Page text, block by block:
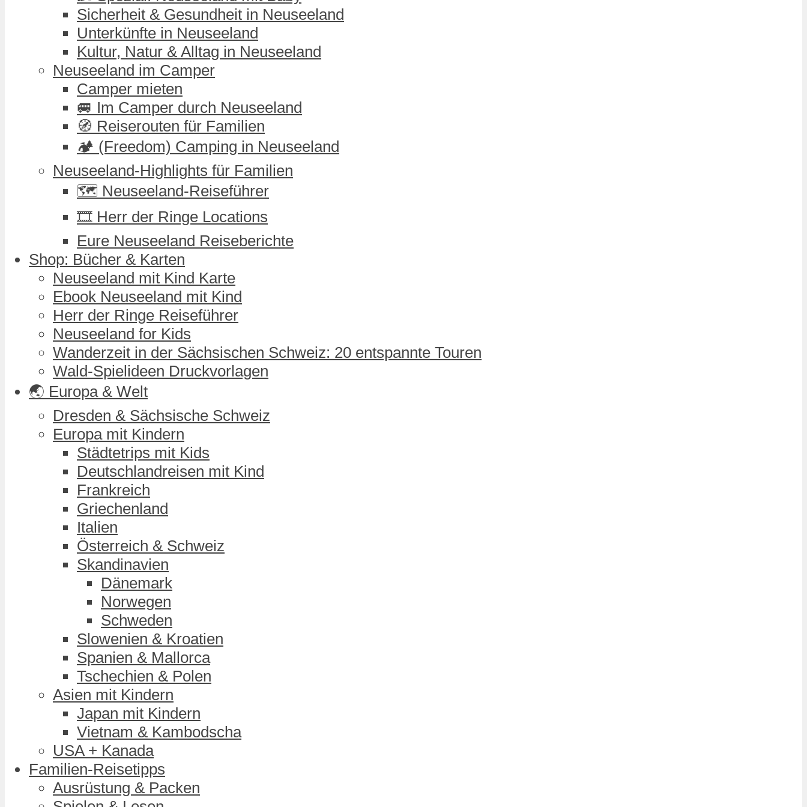
Sicherheit & Gesundheit in Neuseeland
Unterkünfte in Neuseeland
Kultur, Natur & Alltag in Neuseeland
Neuseeland im Camper
Camper mieten
🚐 Im Camper durch Neuseeland
🧭 Reiserouten für Familien
🏕️ (Freedom) Camping in Neuseeland
Neuseeland-Highlights für Familien
🗺️ Neuseeland-Reiseführer
🎞️ Herr der Ringe Locations
Eure Neuseeland Reiseberichte
Shop: Bücher & Karten
Neuseeland mit Kind Karte
Ebook Neuseeland mit Kind
Herr der Ringe Reiseführer
Neuseeland for Kids
Wanderzeit in der Sächsischen Schweiz: 20 entspannte Touren
Wald-Spielideen Druckvorlagen
🌏 Europa & Welt
Dresden & Sächsische Schweiz
Europa mit Kindern
Städtetrips mit Kids
Deutschlandreisen mit Kind
Frankreich
Griechenland
Italien
Österreich & Schweiz
Skandinavien
Dänemark
Norwegen
Schweden
Slowenien & Kroatien
Spanien & Mallorca
Tschechien & Polen
Asien mit Kindern
Japan mit Kindern
Vietnam & Kambodscha
USA + Kanada
Familien-Reisetipps
Ausrüstung & Packen